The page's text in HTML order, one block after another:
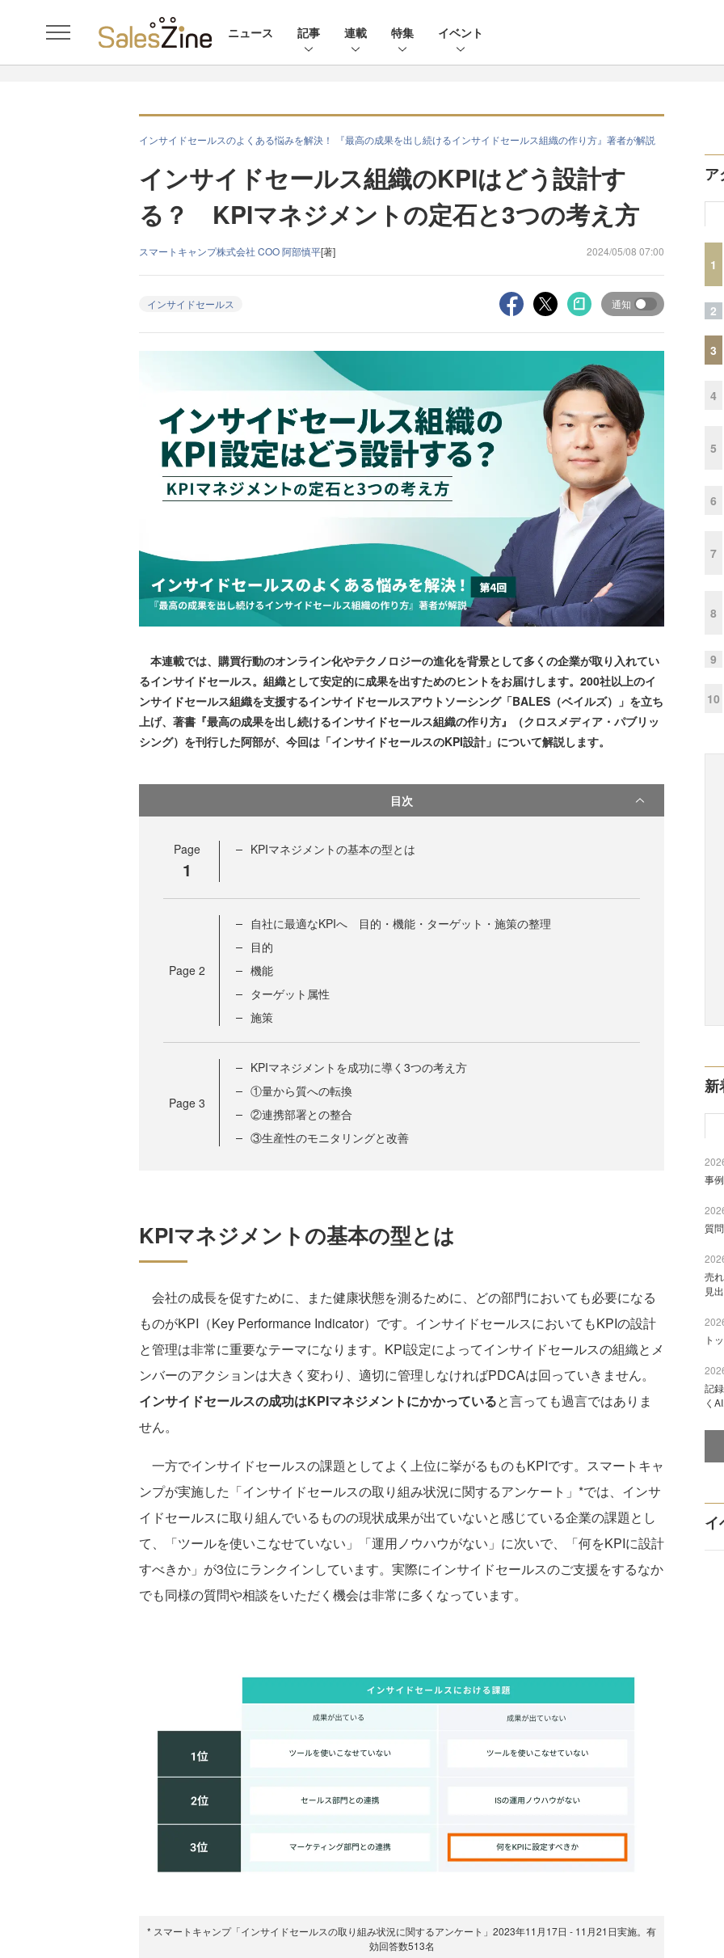
ニュース 記事 連載 特集 イベント
インサイドセールスのよくある悩みを解決！ 『最高の成果を出し続けるインサイドセールス組織の作り方』著者が解説
インサイドセールス組織のKPIはどう設計す
る？ KPIマネジメントの定石と3つの考え方
スマートキャンプ株式会社 COO 阿部慎平[著] 2024/05/08 07:00
インサイドセールス 通知
本連載では、購買行動のオンライン化やテクノロジーの進化を背景として多くの企業が取り入れてい
るインサイドセールス。組織として安定的に成果を出すためのヒントをお届けします。200社以上のイ
ンサイドセールス組織を支援するインサイドセールスアウトソーシング「BALES（ベイルズ）」を立ち
上げ、著書『最高の成果を出し続けるインサイドセールス組織の作り方』（クロスメディア・パブリッ
シング）を刊行した阿部が、今回は「インサイドセールスのKPI設計」について解説します。
目次
Page
1
KPIマネジメントの基本の型とは
Page 2
自社に最適なKPIへ 目的・機能・ターゲット・施策の整理
目的
機能
ターゲット属性
施策
Page 3
KPIマネジメントを成功に導く3つの考え方
①量から質への転換
②連携部署との整合
③生産性のモニタリングと改善
KPIマネジメントの基本の型とは
会社の成長を促すために、また健康状態を測るために、どの部門においても必要になる
ものがKPI（Key Performance Indicator）です。インサイドセールスにおいてもKPIの設計
と管理は非常に重要なテーマになります。KPI設定によってインサイドセールスの組織とメ
ンバーのアクションは大きく変わり、適切に管理しなければPDCAは回っていきません。
インサイドセールスの成功はKPIマネジメントにかかっていると言っても過言ではありま
せん。
一方でインサイドセールスの課題としてよく上位に挙がるものもKPIです。スマートキャ
ンプが実施した「インサイドセールスの取り組み状況に関するアンケート」*では、インサ
イドセールスに取り組んでいるものの現状成果が出ていないと感じている企業の課題とし
て、「ツールを使いこなせていない」「運用ノウハウがない」に次いで、「何をKPIに設計
すべきか」が3位にランクインしています。実際にインサイドセールスのご支援をするなか
でも同様の質問や相談をいただく機会は非常に多くなっています。
* スマートキャンプ「インサイドセールスの取り組み状況に関するアンケート」2023年11月17日 - 11月21日実施。有
効回答数513名
ア
1
2
3
4
5
6
7
8
9
10
新
事
質
売
見
ト
記
く
イ